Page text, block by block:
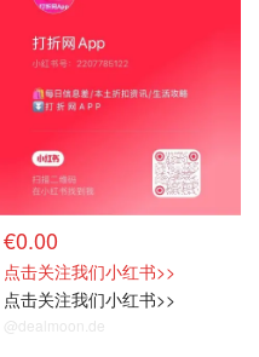
€0.00
点击关注我们小红书>>
点击关注我们小红书>>
@dealmoon.de